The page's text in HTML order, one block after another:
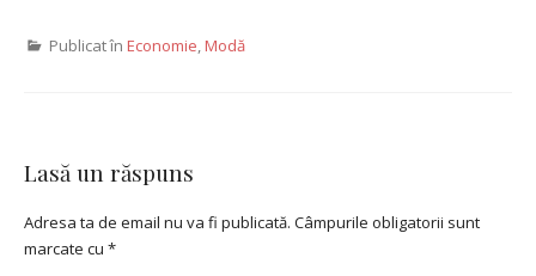
Publicat în Economie Modă
Lasă un răspuns
Adresa ta de email nu va fi publicată. Câmpurile obligatorii sunt
marcate cu *